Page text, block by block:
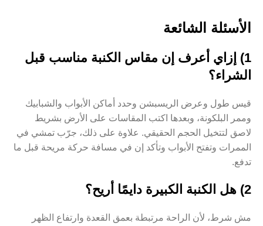
الأسئلة الشائعة
1) إزاي أعرف إن مقاس الكنبة مناسب قبل
الشراء؟
قيس طول وعرض الريسبشن وحدد أماكن الأبواب والشبابيك
وممر البلكونة، وبعدها اكتب المقاسات على الأرض بشريط
لاصق لتتخيل الحجم الحقيقي. علاوة على ذلك، جرّب تمشي في
الممرات وتفتح الأبواب وتأكد إن في مسافة حركة مريحة قبل ما
تدفع.
2) هل الكنبة الكبيرة دايمًا أريح؟
مش شرط، لأن الراحة مرتبطة بعمق القعدة وارتفاع الظهر